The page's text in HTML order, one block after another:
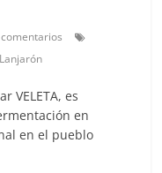
Lanjarón
VELETA, es
en
en el pueblo